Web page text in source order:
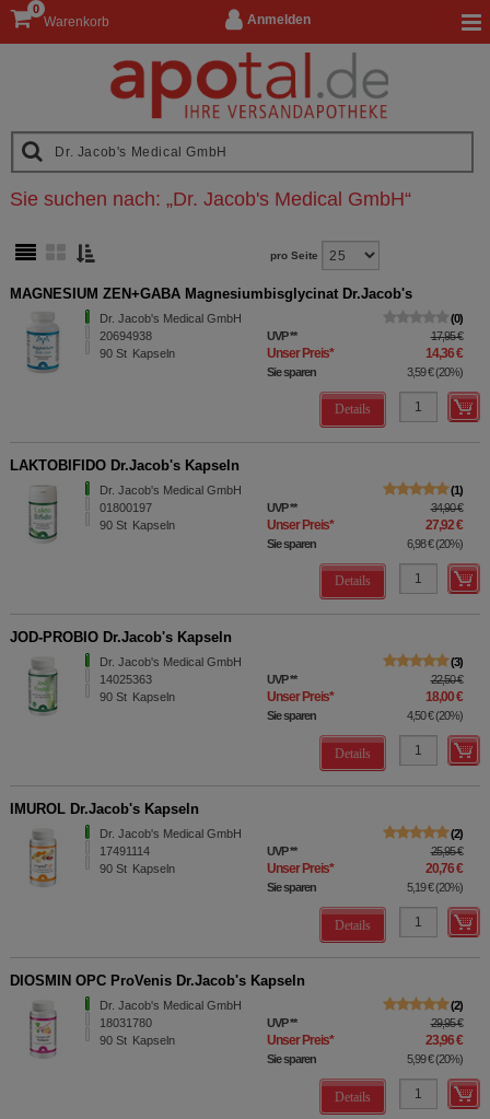
Anmelden
Warenkorb
0
Sie suchen nach: „Dr. Jacob's Medical GmbH“
pro Seite
MAGNESIUM ZEN+GABA Magnesiumbisglycinat Dr.Jacob's
Dr. Jacob's Medical GmbH
20694938
90 St Kapseln
0
UVP** 17,95 €
Unser Preis* 14,36 €
Sie sparen 3,59 €(20%)
Details
LAKTOBIFIDO Dr.Jacob's Kapseln
Dr. Jacob's Medical GmbH
01800197
90 St Kapseln
1
UVP** 34,90 €
Unser Preis* 27,92 €
Sie sparen 6,98 €(20%)
Details
JOD-PROBIO Dr.Jacob's Kapseln
Dr. Jacob's Medical GmbH
14025363
90 St Kapseln
3
UVP** 22,50 €
Unser Preis* 18,00 €
Sie sparen 4,50 €(20%)
Details
IMUROL Dr.Jacob's Kapseln
Dr. Jacob's Medical GmbH
17491114
90 St Kapseln
2
UVP** 25,95 €
Unser Preis* 20,76 €
Sie sparen 5,19 €(20%)
Details
DIOSMIN OPC ProVenis Dr.Jacob's Kapseln
Dr. Jacob's Medical GmbH
18031780
90 St Kapseln
2
UVP** 29,95 €
Unser Preis* 23,96 €
Sie sparen 5,99 €(20%)
Details